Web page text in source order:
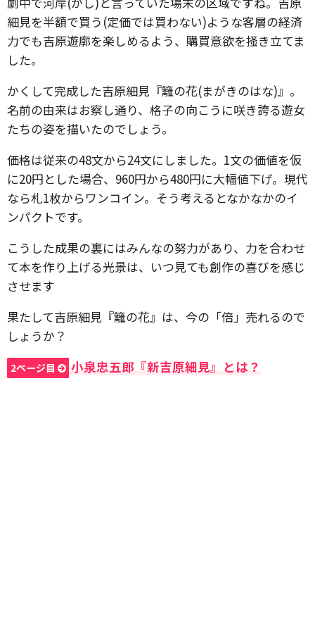
細見を半額で買う(定価では買わない)ような客層の経済
力でも吉原遊廓を楽しめるよう、購買意欲を掻き立てま
した。
かくして完成した吉原細見『籬の花(まがきのはな)』。
名前の由来はお察し通り、格子の向こうに咲き誇る遊女
たちの姿を描いたのでしょう。
価格は従来の48文から24文にしました。1文の価値を仮
に20円とした場合、960円から480円に大幅値下げ。現代
なら札1枚からワンコイン。そう考えるとなかなかのイ
ンパクトです。
こうした成果の裏にはみんなの努力があり、力を合わせ
て本を作り上げる光景は、いつ見ても創作の喜びを感じ
させます
果たして吉原細見『籬の花』は、今の「倍」売れるので
しょうか？
2ページ目 小泉忠五郎『新吉原細見』とは？